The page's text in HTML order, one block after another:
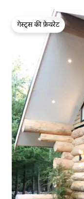
गेस्ट्स की फ़ेवरेट
गेस्ट्स की फ़ेवरेट